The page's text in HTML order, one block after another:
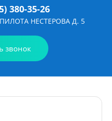
380-35-26
НЕСТЕРОВА Д. 5
звонок